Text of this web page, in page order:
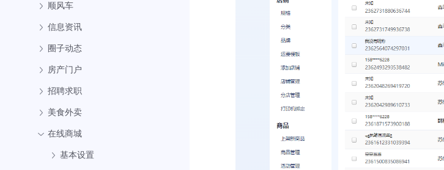
顺风车
信息资讯
圈子动态
房产门户
招聘求职
美食外卖
在线商城
基本设置